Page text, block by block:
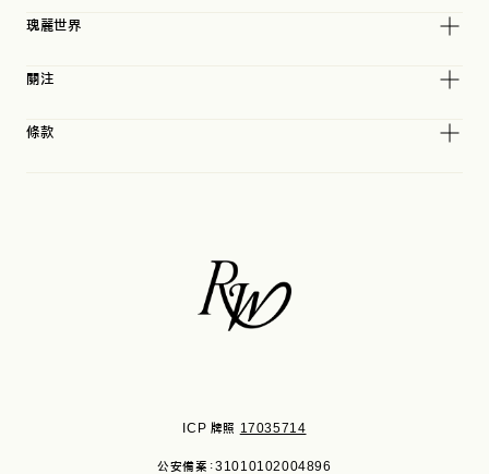
瑰麗世界
關注
條款
ICP 牌照 17035714
公安備案：31010102004896